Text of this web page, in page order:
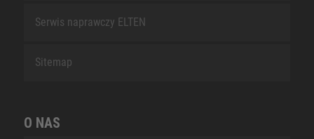
Serwis naprawczy ELTEN
Sitemap
O NAS